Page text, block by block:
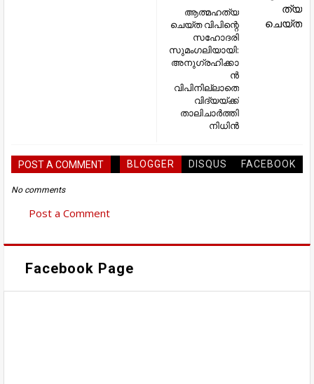
ആത്മഹത്യ
ചെയ്ത വിപിന്റെ
സഹോദരി
സുമംഗലിയായി:
അനുഗ്രഹിക്കാ
ൻ
വിപിനില്ലാതെ
വിദ്യയ്ക്ക്
താലിചാർത്തി
നിധിൻ
POST A COMMENT BLOGGER DISQUS FACEBOOK
No comments
Post a Comment
Facebook Page